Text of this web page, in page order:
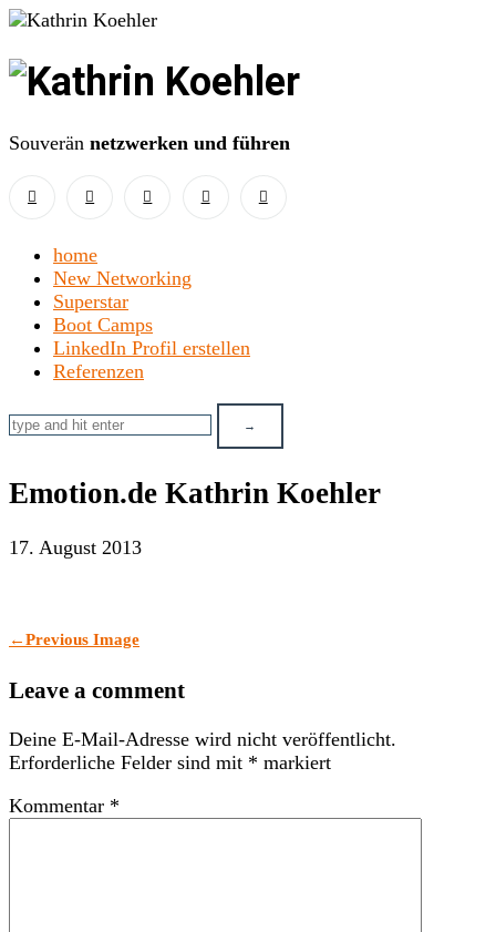
Kathrin
Koehler
Souverän netzwerken und führen
home
New Networking
Superstar
Boot Camps
LinkedIn Profil erstellen
Referenzen
Emotion.de Kathrin Koehler
17. August 2013
←Previous Image
Leave a comment
Deine E-Mail-Adresse wird nicht veröffentlicht.
Erforderliche Felder sind mit * markiert
Kommentar *